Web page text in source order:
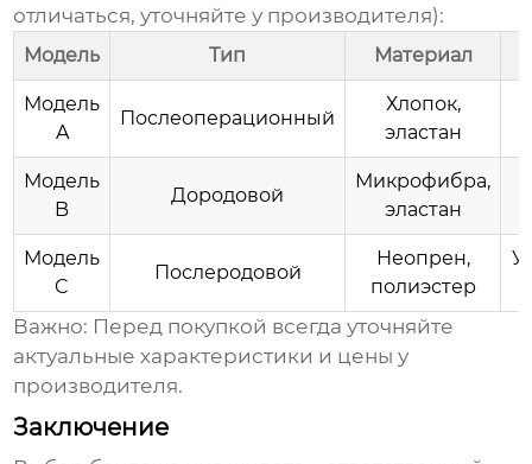
отличаться, уточняйте у производителя):
Модель Тип Материал
Модель
A
Послеоперационный
Хлопок,
эластан
Модель
B
Дородовой
Микрофибра,
эластан
Модель
C
Послеродовой
Неопрен,
полиэстер
Важно: Перед покупкой всегда уточняйте
актуальные характеристики и цены у
производителя.
Заключение